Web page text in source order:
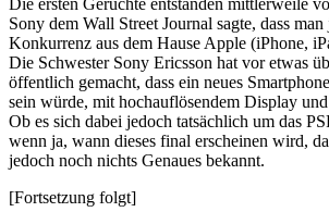
Die ersten Gerüchte entstanden mittlerweile
Sony dem Wall Street Journal sagte, dass
Konkurrenz aus dem Hause Apple (iPhone,
Die Schwester Sony Ericsson hat vor etwas
öffentlich gemacht, dass ein neues
sein würde, mit hochauflösendem Display
Ob es sich dabei jedoch tatsächlich um das
wenn ja, wann dieses final erscheinen wird,
jedoch noch nichts Genaues bekannt.
[Fortsetzung folgt]